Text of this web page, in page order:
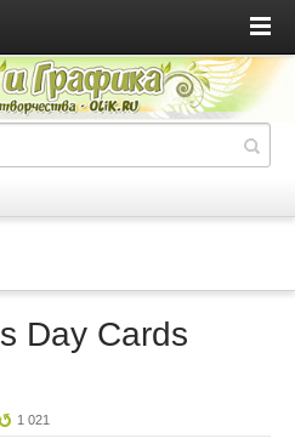
Day Cards
1 021